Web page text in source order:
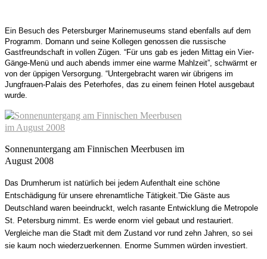
Ein Besuch des Petersburger Marinemuseums stand ebenfalls auf dem
Programm.
Domann und seine Kollegen genossen die russische
Gastfreundschaft in vollen Zügen. “Für uns gab es jeden Mittag ein Vier-
Gänge-Menü und auch abends immer eine warme Mahlzeit”, schwärmt er
von der üppigen Versorgung. “Untergebracht waren wir übrigens im
Jungfrauen-Palais des Peterhofes, das zu einem feinen Hotel ausgebaut
wurde.
Sonnenuntergang am Finnischen Meerbusen im
August 2008
Das Drumherum ist natürlich bei jedem Aufenthalt eine schöne
Entschädigung für unsere ehrenamtliche Tätigkeit.”Die Gäste aus
Deutschland waren beeindruckt, welch rasante Entwicklung die Metropole
St. Petersburg nimmt. Es werde enorm viel gebaut und restauriert.
Vergleiche man die Stadt mit dem Zustand vor rund zehn Jahren, so sei
sie kaum noch wiederzuerkennen. Enorme Summen würden investiert.